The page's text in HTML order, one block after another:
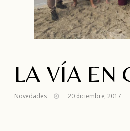
LA VÍA EN
Novedades 20 diciembre, 2017